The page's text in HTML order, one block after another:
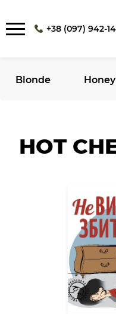
+38 (097) 942-
Blonde
HOT